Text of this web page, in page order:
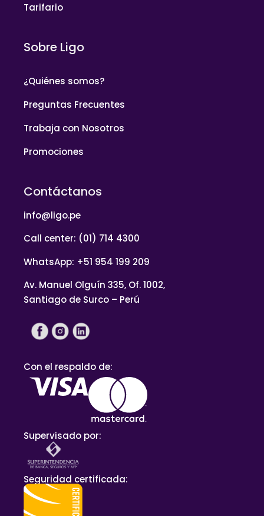
Tarifario
Sobre Ligo
¿Quiénes somos?
Preguntas Frecuentes
Trabaja con Nosotros
Promociones
Contáctanos
info@ligo.pe
Call center: (01) 714 4300
WhatsApp: +51 954 199 209
Av. Manuel Olguín 335, Of. 1002,
Santiago de Surco – Perú
Con el respaldo de:
Supervisado por:
Seguridad certificada: